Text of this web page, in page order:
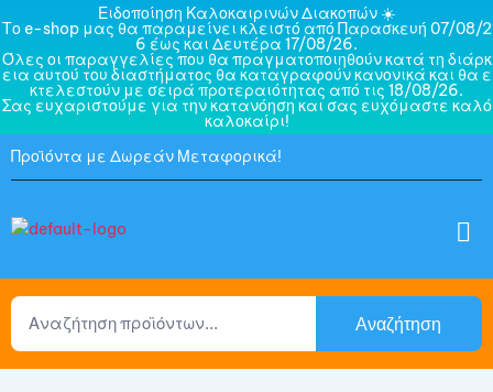
Ειδοποίηση Καλοκαιρινών Διακοπών ☀️
Το e-shop μας θα παραμείνει κλειστό από Παρασκευή 07/08/2
6 έως και Δευτέρα 17/08/26.
Όλες οι παραγγελίες που θα πραγματοποιηθούν κατά τη διάρκ
εια αυτού του διαστήματος θα καταγραφούν κανονικά και θα ε
κτελεστούν με σειρά προτεραιότητας από τις 18/08/26.
Σας ευχαριστούμε για την κατανόηση και σας ευχόμαστε καλό
καλοκαίρι!
Προϊόντα με Δωρεάν Μεταφορικά!
Αναζήτηση